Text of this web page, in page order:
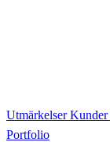
UtmärkelserKunder
Portfolio